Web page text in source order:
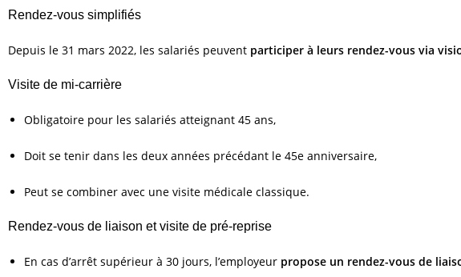
Rendez-vous simplifiés
Depuis le 31 mars 2022, les salariés peuvent participer à leurs rendez-vous via
Visite de mi-carrière
Obligatoire pour les salariés atteignant 45 ans,
Doit se tenir dans les deux années précédant le 45e anniversaire,
Peut se combiner avec une visite médicale classique.
Rendez-vous de liaison et visite de pré-reprise
En cas d’arrêt supérieur à 30 jours, l’employeur propose un rendez-vous de